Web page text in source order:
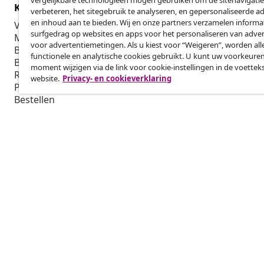
Klantenservice
Volg je bestelling
Mijn account
Betalen
Bezorgen
Retourneren
Productinformatie
Bestellen
Zakelijk
Produceren
verbeteren, het sitegebruik te analyseren, en gepersonaliseerde
en inhoud aan te bieden. Wij en onze partners verzamelen
surfgedrag op websites en apps voor het personaliseren van
voor advertentiemetingen. Als u kiest voor “Weigeren”, worden
functionele en analytische cookies gebruikt. U kunt uw
moment wijzigen via de link voor cookie-instellingen in de
website. Privacy- en cookieverklaring